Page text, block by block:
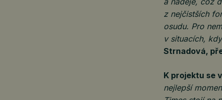
z nejčistších
osudu. Pro
v situacích,
Strnadová,
K projektu se
nejlepší